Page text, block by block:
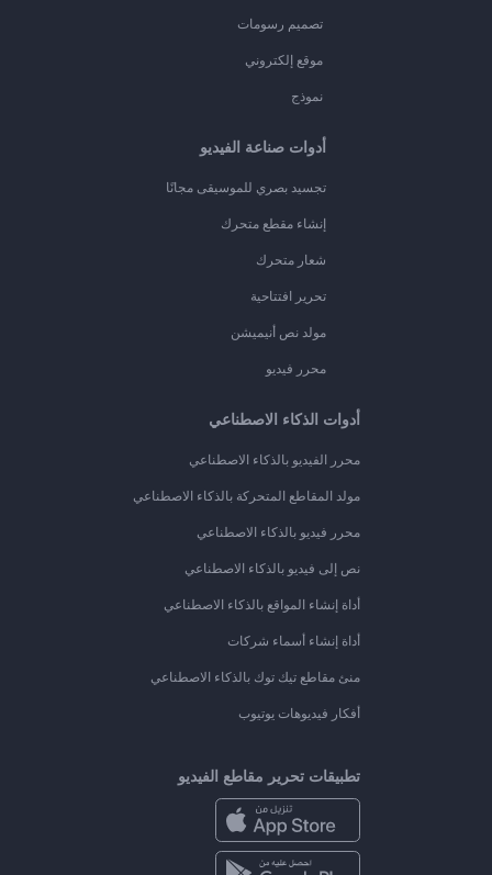
تصميم رسومات
موقع إلكتروني
نموذج
أدوات صناعة الفيديو
تجسيد بصري للموسيقى مجانًا
إنشاء مقطع متحرك
شعار متحرك
تحرير افتتاحية
مولد نص أنيميشن
محرر فيديو
أدوات الذكاء الاصطناعي
محرر الفيديو بالذكاء الاصطناعي
مولد المقاطع المتحركة بالذكاء الاصطناعي
محرر فيديو بالذكاء الاصطناعي
نص إلى فيديو بالذكاء الاصطناعي
أداة إنشاء المواقع بالذكاء الاصطناعي
أداة إنشاء أسماء شركات
منئ مقاطع تيك توك بالذكاء الاصطناعي
أفكار فيديوهات يوتيوب
تطبيقات تحرير مقاطع الفيديو